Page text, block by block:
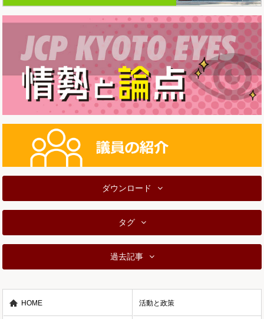
ダウンロード
タグ
過去記事
HOME 活動と政策